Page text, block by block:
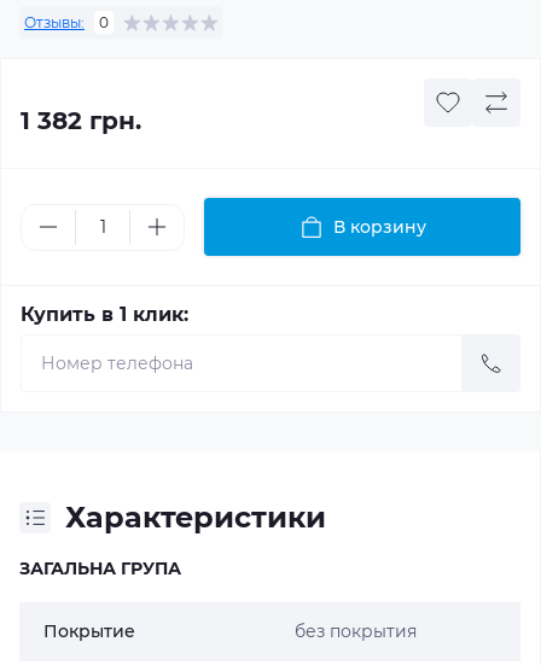
Отзывы: 0
1 382 грн.
В корзину
Купить в 1 клик:
Характеристики
ЗАГАЛЬНА ГРУПА
Покрытие без покрытия